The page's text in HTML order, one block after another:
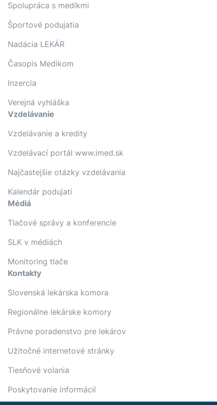
Spolupráca s medikmi
Športové podujatia
Nadácia LEKÁR
Časopis Medikom
Inzercia
Verejná vyhláška
Vzdelávanie
Vzdelávanie a kredity
Vzdelávací portál www.imed.sk
Najčastejšie otázky vzdelávania
Kalendár podujatí
Médiá
Tlačové správy a konferencie
SLK v médiách
Monitoring tlače
Kontakty
Slovenská lekárska komora
Regionálne lekárske komory
Právne poradenstvo pre lekárov
Užitočné internetové stránky
Tiesňové volania
Poskytovanie informácií